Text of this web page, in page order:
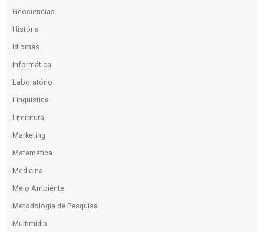
Geociencias
História
Idiomas
Informática
Laboratório
Linguística
Literatura
Marketing
Matemática
Medicina
Meio Ambiente
Metodologia de Pesquisa
Multimídia